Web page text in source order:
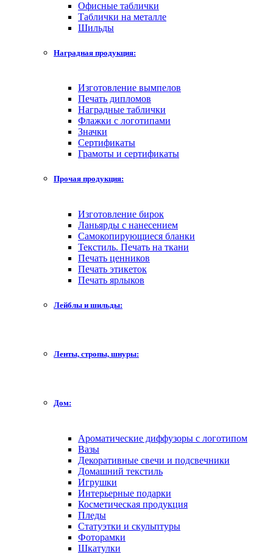
Офисные таблички
Таблички на металле
Шильды
Наградная продукция:
Изготовление вымпелов
Печать дипломов
Наградные таблички
Флажки с логотипами
Значки
Сертификаты
Грамоты и сертификаты
Прочая продукция:
Изготовление бирок
Ланьярды с нанесением
Самокопирующиеся бланки
Текстиль. Печать на ткани
Печать ценников
Печать этикеток
Печать ярлыков
Лейблы и шильды:
Ленты, стропы, шнуры:
Дом:
Ароматические диффузоры с логотипом
Вазы
Декоративные свечи и подсвечники
Домашний текстиль
Игрушки
Интерьерные подарки
Косметическая продукция
Пледы
Статуэтки и скульптуры
Фоторамки
Шкатулки